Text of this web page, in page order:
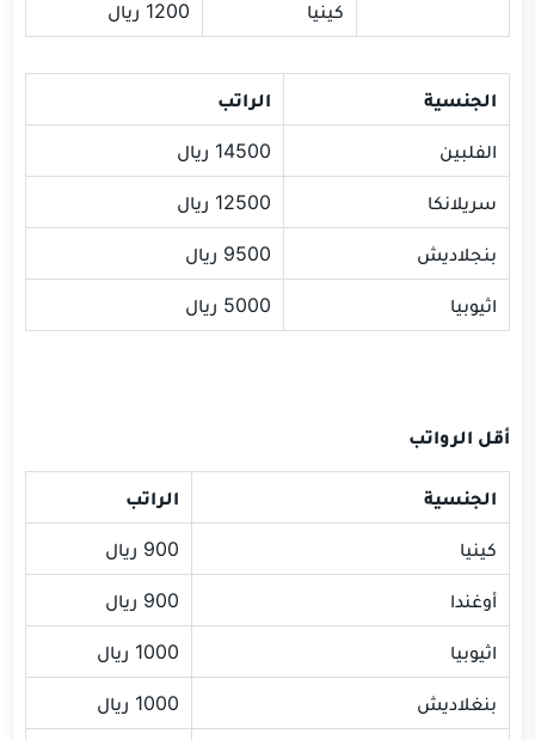
كينيا 1200 ريال
الجنسية الراتب
الفلبين 14500 ريال
سريلانكا 12500 ريال
بنجلاديش 9500 ريال
اثيوبيا 5000 ريال
أقل الرواتب
الجنسية الراتب
كينيا 900 ريال
أوغندا 900 ريال
اثيوبيا 1000 ريال
بنغلاديش 1000 ريال